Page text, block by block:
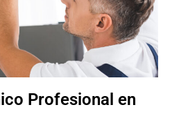
Profesional en